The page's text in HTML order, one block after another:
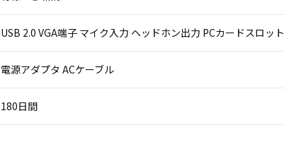
USB 2.0 VGA端子 マイク入力 ヘッドホン出力 PCカードスロット
電源アダプタ ACケーブル
180日間